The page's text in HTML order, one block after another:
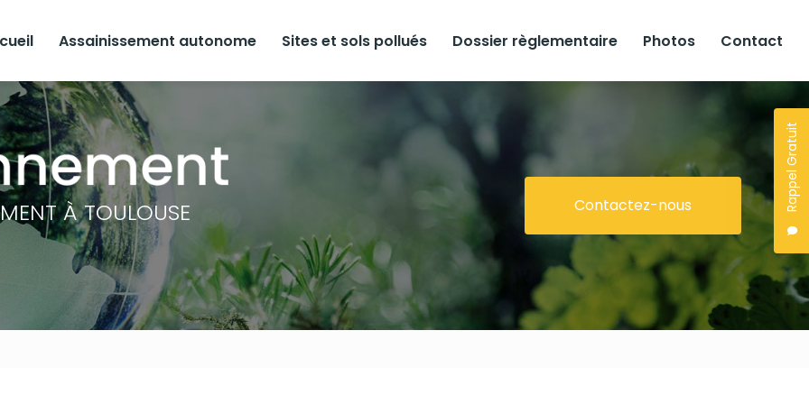
Rappel Gratuit
Assainissement autonome Sites et sols pollués Dossier règlementaire Photos Contact
À TOULOUSE Contactez-nous